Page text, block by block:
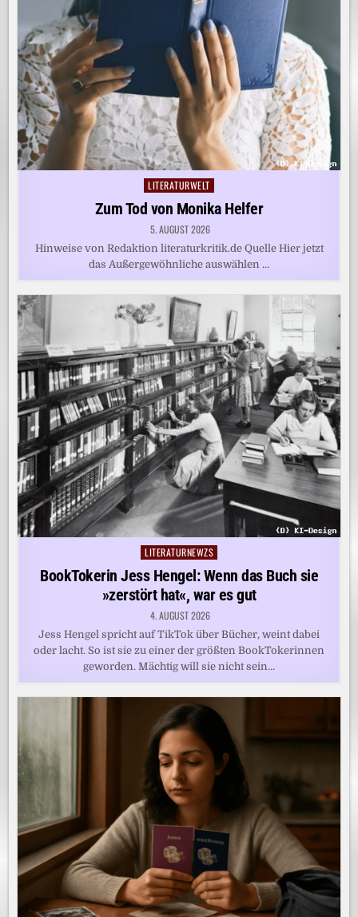
Posted
in
LITERATURWELT
Zum Tod von Monika Helfer
5. AUGUST 2026
Hinweise von Redaktion literaturkritik.de Quelle Hier jetzt
das Außergewöhnliche auswählen …
Posted
LITERATURNEWZS
BookTokerin Jess Hengel: Wenn das Buch sie
»zerstört hat«, war es gut
4. AUGUST 2026
Jess Hengel spricht auf TikTok über Bücher, weint dabei
oder lacht. So ist sie zu einer der größten BookTokerinnen
geworden. Mächtig will sie nicht sein…